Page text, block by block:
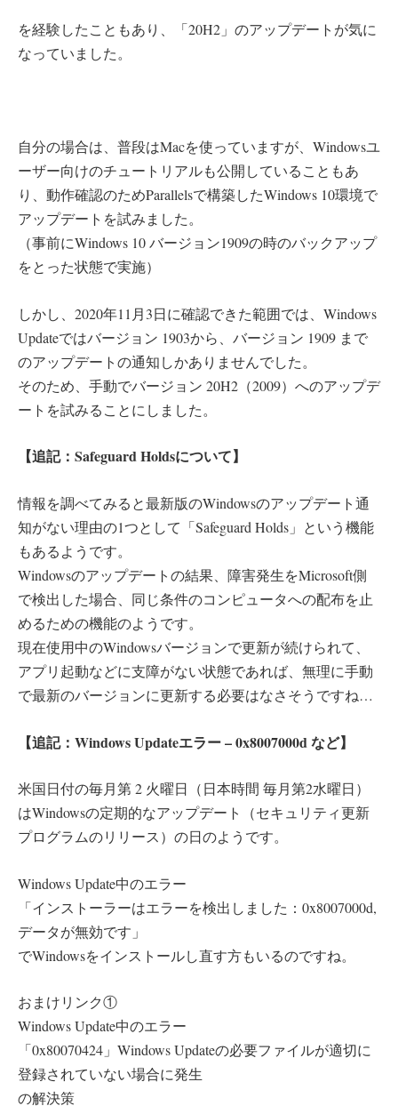
を経験したこともあり、「20H2」のアップデートが気に
なっていました。
自分の場合は、普段はMacを使っていますが、Windowsユ
ーザー向けのチュートリアルも公開していることもあ
り、動作確認のためParallelsで構築したWindows 10環境で
アップデートを試みました。
（事前にWindows 10 バージョン1909の時のバックアップ
をとった状態で実施）
しかし、2020年11月3日に確認できた範囲では、Windows
Updateではバージョン 1903から、バージョン 1909 まで
のアップデートの通知しかありませんでした。
そのため、手動でバージョン 20H2（2009）へのアップデ
ートを試みることにしました。
【追記：Safeguard Holdsについて】
情報を調べてみると最新版のWindowsのアップデート通
知がない理由の1つとして「Safeguard Holds」という機能
もあるようです。
Windowsのアップデートの結果、障害発生をMicrosoft側
で検出した場合、同じ条件のコンピュータへの配布を止
めるための機能のようです。
現在使用中のWindowsバージョンで更新が続けられて、
アプリ起動などに支障がない状態であれば、無理に手動
で最新のバージョンに更新する必要はなさそうですね…
【追記：Windows Updateエラー – 0x8007000d など】
米国日付の毎月第 2 火曜日（日本時間 毎月第2水曜日）
はWindowsの定期的なアップデート（セキュリティ更新
プログラムのリリース）の日のようです。
Windows Update中のエラー
「インストーラーはエラーを検出しました：0x8007000d,
データが無効です」
でWindowsをインストールし直す方もいるのですね。
おまけリンク①
Windows Update中のエラー
「0x80070424」Windows Updateの必要ファイルが適切に
登録されていない場合に発生
の解決策